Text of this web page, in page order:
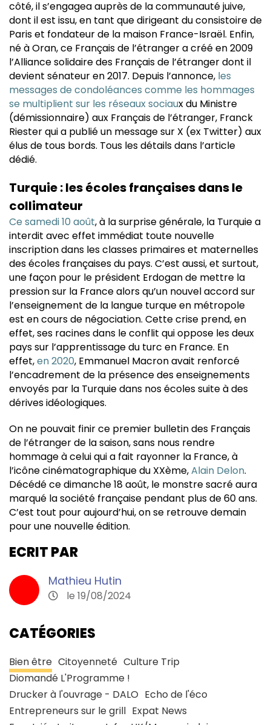
côté, il s’engagea auprès de la communauté juive,
dont il est issu, en tant que dirigeant du consistoire de
Paris et fondateur de la maison France-Israël. Enfin,
né à Oran, ce Français de l’étranger a créé en 2009
l’Alliance solidaire des Français de l’étranger dont il
devient sénateur en 2017. Depuis l’annonce, les
messages de condoléances comme les hommages
se multiplient sur les réseaux sociaux du Ministre
(démissionnaire) aux Français de l’étranger, Franck
Riester qui a publié un message sur X (ex Twitter) aux
élus de tous bords. Tous les détails dans l’article
dédié.
Turquie : les écoles françaises dans le
collimateur
Ce samedi 10 août, à la surprise générale, la Turquie a
interdit avec effet immédiat toute nouvelle
inscription dans les classes primaires et maternelles
des écoles françaises du pays. C’est aussi, et surtout,
une façon pour le président Erdogan de mettre la
pression sur la France alors qu’un nouvel accord sur
l’enseignement de la langue turque en métropole
est en cours de négociation. Cette crise prend, en
effet, ses racines dans le conflit qui oppose les deux
pays sur l’apprentissage du turc en France. En
effet,en 2020, Emmanuel Macron avait renforcé
l’encadrement de la présence des enseignements
envoyés par la Turquie dans nos écoles suite à des
dérives idéologiques.
On ne pouvait finir ce premier bulletin des Français
de l’étranger de la saison, sans nous rendre
hommage à celui qui a fait rayonner la France, à
l’icône cinématographique du XXème,Alain Delon.
Décédé ce dimanche 18 août, le monstre sacré aura
marqué la société française pendant plus de 60 ans.
C’est tout pour aujourd’hui, on se retrouve demain
pour une nouvelle édition.
ECRIT PAR
Mathieu Hutin
le 19/08/2024
CATÉGORIES
Bien être Citoyenneté Culture Trip
Diomandé L'Programme !
Drucker à l'ouvrage - DALO Echo de l'éco
Entrepreneurs sur le grill Expat News